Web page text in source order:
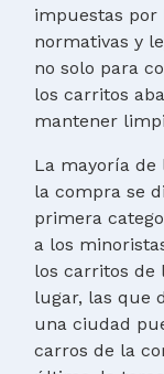
impuestas por
normativas y
no solo para
los carritos
mantener
La mayoría de
la compra se
primera
a los
los carritos de
lugar, las que
una ciudad
carros de la